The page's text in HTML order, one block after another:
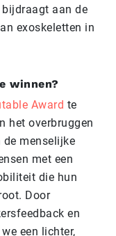
aan de
exoskeletten in
winnen?
Award te
het overbruggen
menselijke
met een
die hun
Door
en
een lichter,